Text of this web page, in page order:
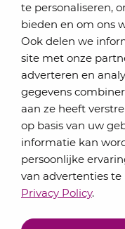
te personaliseren,
bieden en om ons
Ook delen we
site met onze
adverteren en
gegevens
aan ze heeft
op basis van uw
informatie kan
persoonlijke
van advertenties
Privacy Policy.
Schrijf je in
Elke maand
de eSigt het
Jouw emailadres
Inschrijven